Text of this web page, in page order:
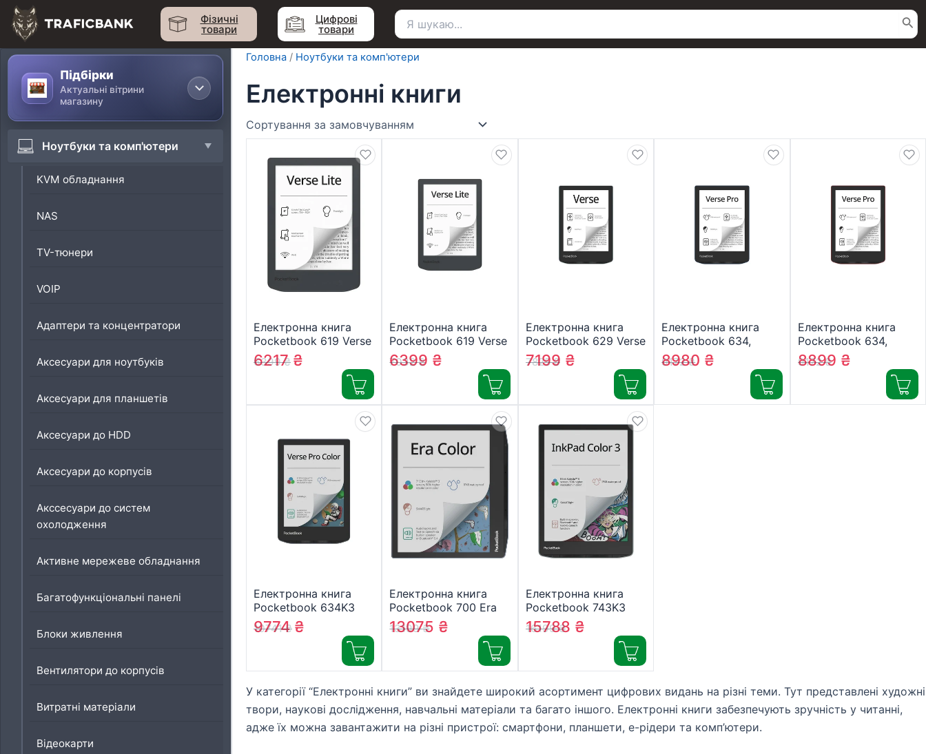
Перейти
до
вмісту
Фізичні
товари
Цифрові
товари
Пошук
Підбірки
Актуальні вітрини
магазину
Ноутбуки та комп'ютери
KVM обладнання
NAS
TV-тюнери
VOIP
Адаптери та концентратори
Аксесуари для ноутбуків
Аксесуари для планшетів
Аксесуари до HDD
Аксесуари до корпусів
Акссесуари до систем
охолодження
Активне мережеве обладнання
Багатофункціональні панелі
Блоки живлення
Вентилятори до корпусів
Витратні матеріали
Відеокарти
Головна / Ноутбуки та комп'ютери
Електронні книги
Електронна книга
Pocketbook 619 Verse
Lite, Midnight Grey
(PB619-T-CIS)
6399₴
6217₴
Електронна книга
Pocketbook 619 Verse
Lite, Midnight Grey
(PB619-T-WW)
7032₴
6399 ₴
Електронна книга
Pocketbook 629 Verse
Bright Blue (PB629-2-
CIS)
7825₴
7199 ₴
Електронна книга
Pocketbook 634,
Azure (PB634-A-CIS)
9172₴
8980 ₴
Електронна книга
Pocketbook 634,
Passion Red (PB634-
3-CIS)
9172₴
8899 ₴
Електронна книга
Pocketbook 634K3
Verse Pro Color,
StormySea (PB634K3-
10741₴
9774₴
Електронна книга
Pocketbook 700 Era
Color Stormy Sea
(PB700K3-1-CIS)
13199₴
13075 ₴
Електронна книга
Pocketbook 743K3
InkPad Color 3,
Stormy Sea (PB743K3-
16199₴
15788 ₴
У категорії “Електронні книги” ви знайдете широкий асортимент цифрових видань на різні теми. Тут представлені художні
твори, наукові дослідження, навчальні матеріали та багато іншого. Електронні книги забезпечують зручність у читанні,
адже їх можна завантажити на різні пристрої: смартфони, планшети, е-рідери та комп’ютери.